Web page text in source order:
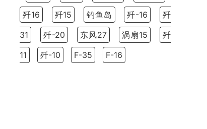
歼16
歼15 钓鱼岛 歼-16
歼
31
歼-20 东风27 涡扇15
歼
11
歼-10 F-35 F-16